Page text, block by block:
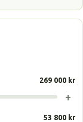
269 000 kr
+
53 800 kr